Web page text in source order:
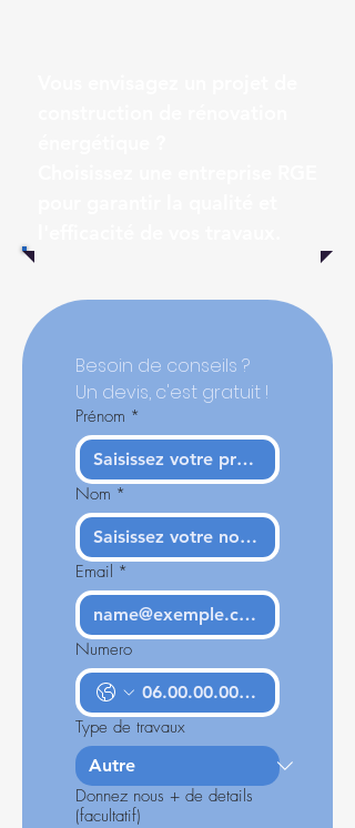
Un devis, c'est gratuit !
Prénom *
Nom *
Email *
Numero
Type de travaux
Donnez nous + de details
(facultatif)